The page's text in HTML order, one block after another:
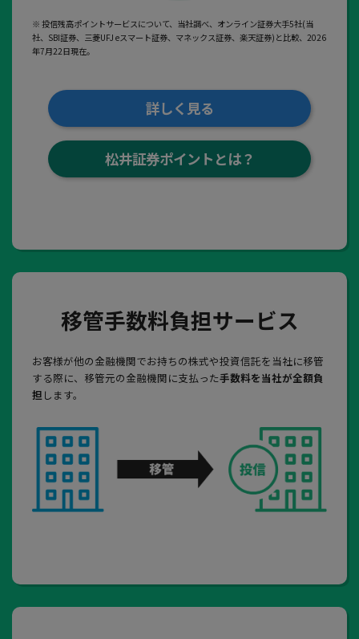
※ 投信残高ポイントサービスについて、当社調べ、オンライン証券大手5社(当
社、SBI証券、三菱UFJ eスマート証券、マネックス証券、楽天証券)と比較、2026
年7月22日現在。
詳しく見る
松井証券ポイントとは？
移管手数料負担サービス
お客様が他の金融機関でお持ちの株式や投資信託を当社に移管
する際に、移管元の金融機関に支払った手数料を当社が全額負
担 します。